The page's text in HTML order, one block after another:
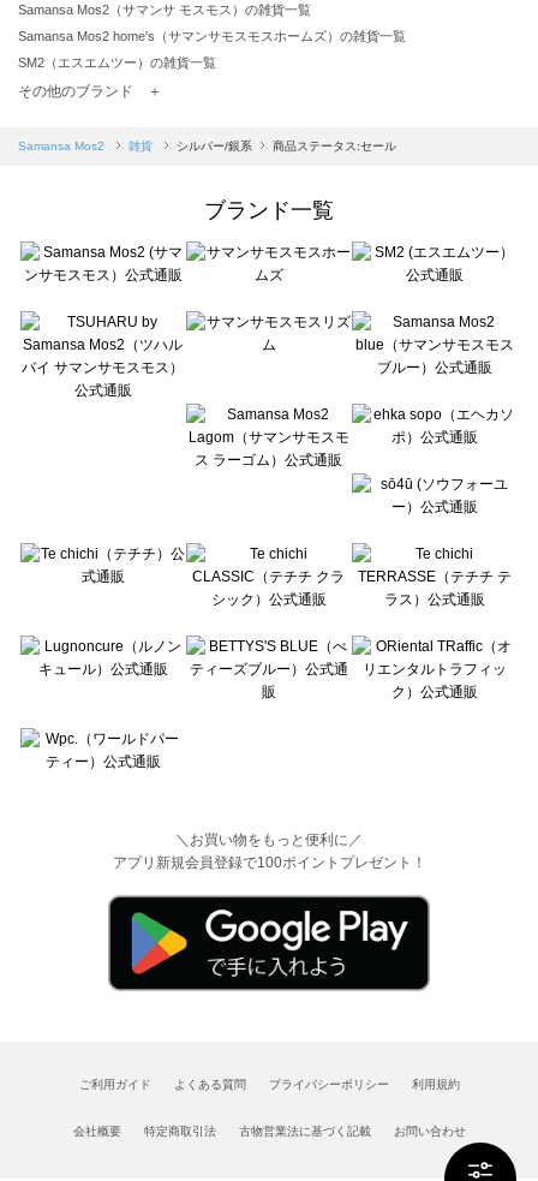
Samansa Mos2（サマンサ モスモス）の雑貨一覧
Samansa Mos2 home's（サマンサモスモスホームズ）の雑貨一覧
SM2（エスエムツー）の雑貨一覧
TSUHARU by Samansa Mos2（ツハルバイサマンサモスモス）の雑貨一覧
Samansa Mos2 blue（サマンサモスモス ブルー）の雑貨一覧
sō4ū（ソウフォーユー）の雑貨一覧
Te chichi（テチチ）の雑貨一覧
Te chichi CLASSIC（テチチ クラシック）の雑貨一覧
Lugnoncure（ルノンキュール）の雑貨一覧
BETTY'S BLUE（べティーズブルー）の雑貨一覧
Wpc.（ワールドパーティー）の雑貨一覧
その他のブランド ＋
Samansa Mos2 雑貨 シルバー/銀系 商品ステータス:セール
ブランド一覧
＼お買い物をもっと便利に／
アプリ新規会員登録で100ポイントプレゼント！
ご利用ガイド よくある質問 プライバシーポリシー 利用規約
会社概要 特定商取引法 古物営業法に基づく記載 お問い合わせ